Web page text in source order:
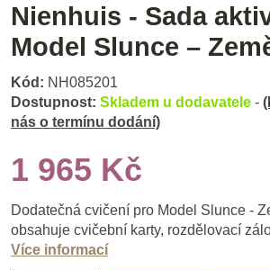
Nienhuis - Sada
Model Slunce –
Kód: NH085201
Dostupnost: Skladem u dodavatele -
nás o termínu dodání)
1 965 Kč
Dodatečná cvičení pro Model Slunce -
obsahuje cvičební karty, rozdělovací
Více informací